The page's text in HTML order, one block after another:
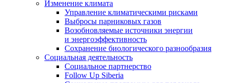
Изменение климата
Управление климатическими рисками
Выбросы парниковых газов
Возобновляемые источники энергии
и энергоэффективность
Сохранение биологического разнообразия
Социальная деятельность
Социальное партнерство
Follow Up Siberia